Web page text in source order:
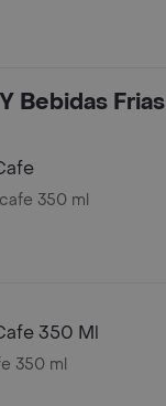
Bebidas Frias
350 ml
350 Ml
350 ml